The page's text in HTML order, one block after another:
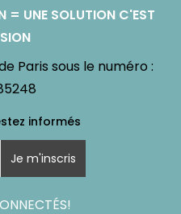
= UNE SOLUTION C'EST
Paris sous le numéro :